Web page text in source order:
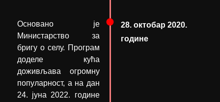
Основано је
Министарство за
бригу о селу. Програм
доделе кућа
доживљава огромну
популарност, а на дан
24. јуна 2022. године
28. октобар 2020.
године